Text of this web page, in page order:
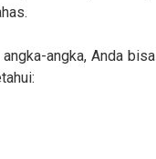
angka, Anda bisa